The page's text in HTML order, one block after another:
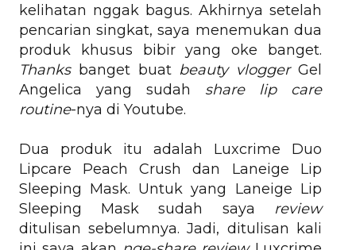
kelihatan nggak bagus. Akhirnya setelah
pencarian singkat, saya menemukan dua
produk khusus bibir yang oke banget.
Thanks banget buat beauty vloggerGel
Angelica yang sudah share lip care
routine-nya di Youtube.
Dua produk itu adalah Luxcrime Duo
Lipcare Peach Crush dan Laneige Lip
Sleeping Mask. Untuk yang Laneige Lip
Sleeping Mask sudah saya
review
ditulisan sebelumnya. Jadi, ditulisan kali